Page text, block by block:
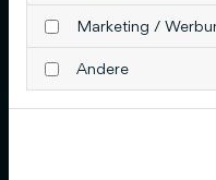
Instagram
Service
Marketing /
Andere